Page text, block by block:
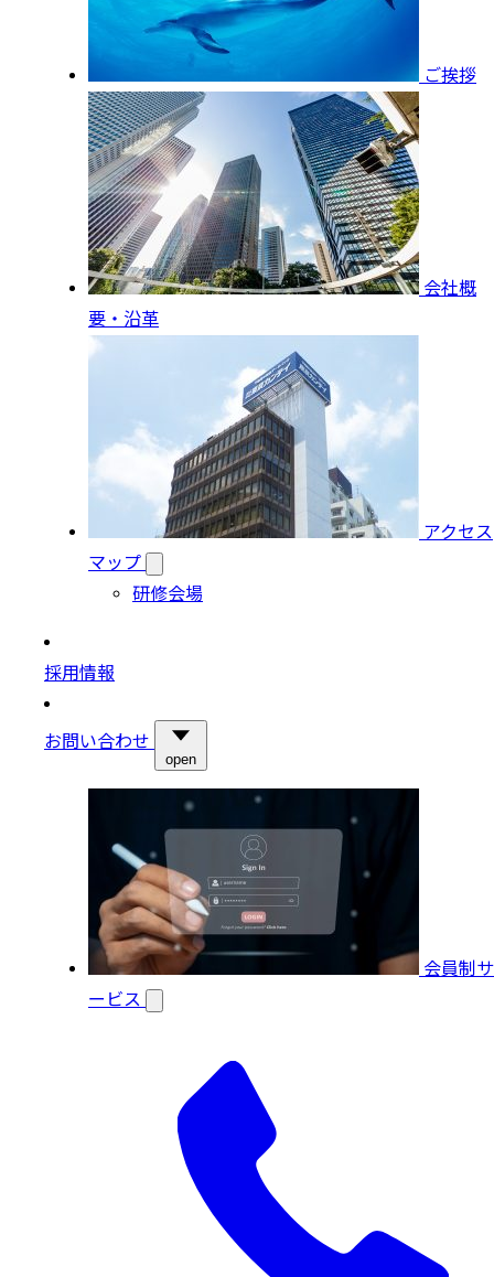
ご挨拶
会社概
要・沿革
アクセス
マップ
研修会場
採用情報
お問い合わせ
open
会員制サ
ービス